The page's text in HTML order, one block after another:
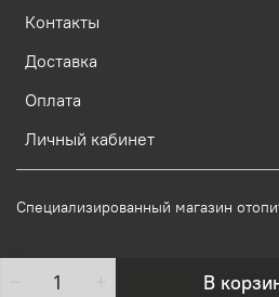
В
Контакты
Доставка
Оплата
Личный кабинет
Специализированный магазин